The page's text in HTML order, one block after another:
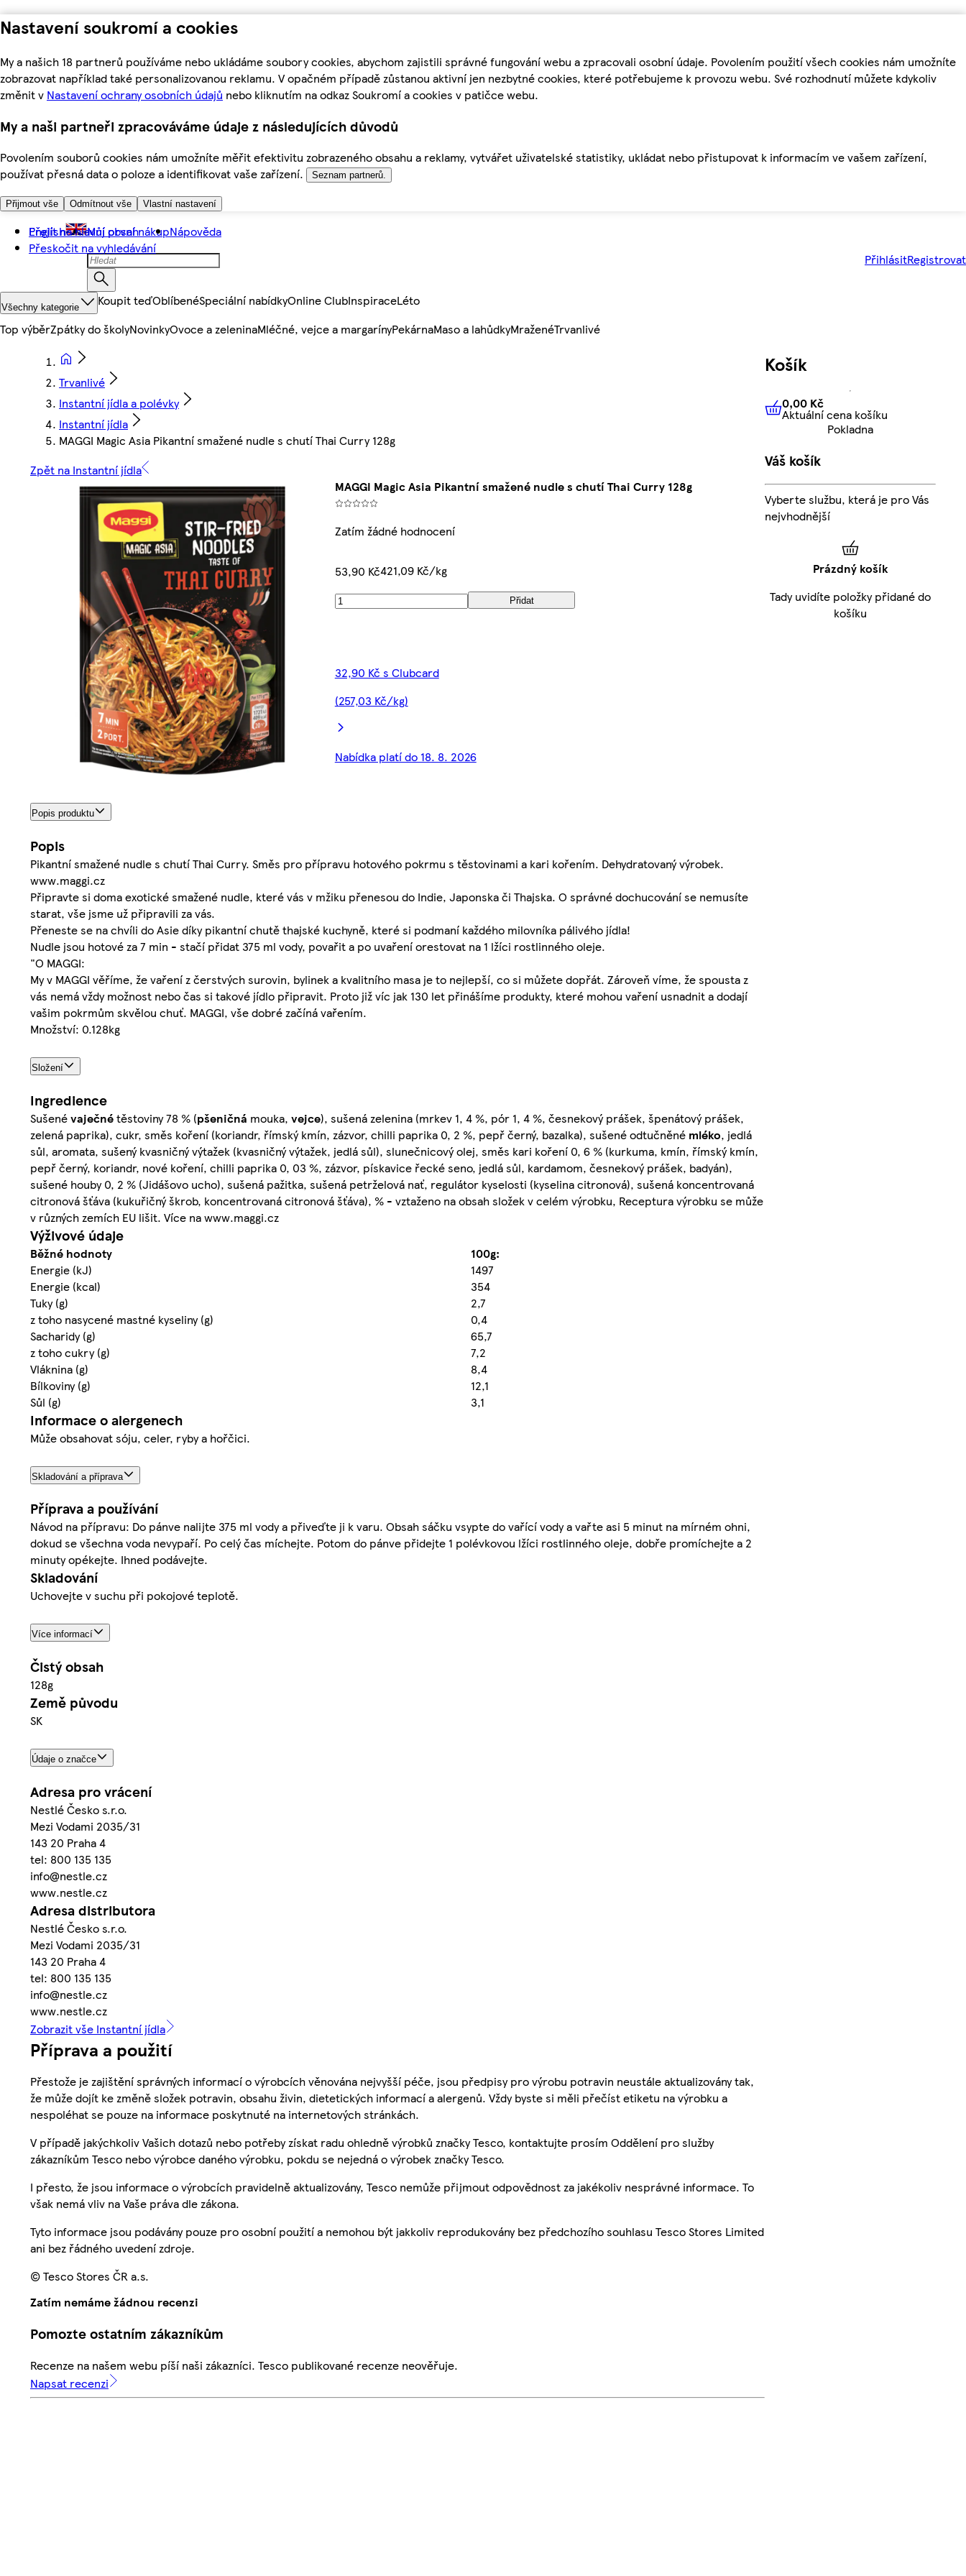
Nastavení soukromí a cookies
My a našich 18 partnerů používáme nebo ukládáme soubory cookies, abychom zajistili správné fungování webu a zpracovali osobní údaje. Povolením použití všech cookies nám umožníte
zobrazovat například také personalizovanou reklamu. V opačném případě zůstanou aktivní jen nezbytné cookies, které potřebujeme k provozu webu. Své rozhodnutí můžete kdykoliv
změnit v Nastavení ochrany osobních údajů nebo kliknutím na odkaz Soukromí a cookies v patičce webu.
My a naši partneři zpracováváme údaje z následujících důvodů
Povolením souborů cookies nám umožníte měřit efektivitu zobrazeného obsahu a reklamy, vytvářet uživatelské statistiky, ukládat nebo přistupovat k informacím ve vašem zařízení,
používat přesná data o poloze a identifikovat vaše zařízení.
Seznam partnerů.
Přijmout vše Odmítnout vše Vlastní nastavení
Přejít na hlavní obsah
Přeskočit na vyhledávání
English Můj první nákupNápověda
PřihlásitRegistrovat
Všechny kategorie Koupit teďOblíbenéSpeciální nabídkyOnline ClubInspiraceLéto
Top výběrZpátky do školyNovinkyOvoce a zeleninaMléčné, vejce a margarínyPekárnaMaso a lahůdkyMraženéTrvanlivé
Trvanlivé
Instantní jídla a polévky
Instantní jídla
MAGGI Magic Asia Pikantní smažené nudle s chutí Thai Curry 128g
Zpět na Instantní jídla
MAGGI Magic Asia Pikantní smažené nudle s chutí Thai Curry 128g
Zatím žádné hodnocení
53,90 Kč421,09 Kč/kg
Přidat
32,90 Kč s Clubcard
(257,03 Kč/kg)
Nabídka platí do 18. 8. 2026
Popis produktu
Popis
Pikantní smažené nudle s chutí Thai Curry. Směs pro přípravu hotového pokrmu s těstovinami a kari kořením. Dehydratovaný výrobek.
www.maggi.cz
Připravte si doma exotické smažené nudle, které vás v mžiku přenesou do Indie, Japonska či Thajska. O správné dochucování se nemusíte
starat, vše jsme už připravili za vás.
Přeneste se na chvíli do Asie díky pikantní chutě thajské kuchyně, které si podmaní každého milovníka pálivého jídla!
Nudle jsou hotové za 7 min - stačí přidat 375 ml vody, povařit a po uvaření orestovat na 1 lžíci rostlinného oleje.
"O MAGGI:
My v MAGGI věříme, že vaření z čerstvých surovin, bylinek a kvalitního masa je to nejlepší, co si můžete dopřát. Zároveň víme, že spousta z
vás nemá vždy možnost nebo čas si takové jídlo připravit. Proto již víc jak 130 let přinášíme produkty, které mohou vaření usnadnit a dodají
vašim pokrmům skvělou chuť. MAGGI, vše dobré začíná vařením.
Množství: 0.128kg
Složení
Ingredience
Sušenévaječnétěstoviny 78 % (pšeničná mouka, vejce), sušená zelenina (mrkev 1, 4 %, pór 1, 4 %, česnekový prášek, špenátový prášek,
zelená paprika), cukr, směs koření (koriandr, římský kmín, zázvor, chilli paprika 0, 2 %, pepř černý, bazalka), sušené odtučněné mléko, jedlá
sůl, aromata, sušený kvasničný výtažek (kvasničný výtažek, jedlá sůl), slunečnicový olej, směs kari koření 0, 6 % (kurkuma, kmín, římský kmín,
pepř černý, koriandr, nové koření, chilli paprika 0, 03 %, zázvor, pískavice řecké seno, jedlá sůl, kardamom, česnekový prášek, badyán),
sušené houby 0, 2 % (Jidášovo ucho), sušená pažitka, sušená petrželová nať, regulátor kyselosti (kyselina citronová), sušená koncentrovaná
citronová šťáva (kukuřičný škrob, koncentrovaná citronová šťáva), % - vztaženo na obsah složek v celém výrobku, Receptura výrobku se může
v různých zemích EU lišit. Více na www.maggi.cz
Výživové údaje
Běžné hodnoty
100g:
Energie (kJ)
1497
Energie (kcal)
354
Tuky (g)
2,7
z toho nasycené mastné kyseliny (g)
0,4
Sacharidy (g)
65,7
z toho cukry (g)
7,2
Vláknina (g)
8,4
Bílkoviny (g)
12,1
Sůl (g)
3,1
Informace o alergenech
Může obsahovat sóju, celer, ryby a hořčici.
Skladování a příprava
Příprava a používání
Návod na přípravu: Do pánve nalijte 375 ml vody a přiveďte ji k varu. Obsah sáčku vsypte do vařící vody a vařte asi 5 minut na mírném ohni,
dokud se všechna voda nevypaří. Po celý čas míchejte. Potom do pánve přidejte 1 polévkovou lžíci rostlinného oleje, dobře promíchejte a 2
minuty opékejte. Ihned podávejte.
Skladování
Uchovejte v suchu při pokojové teplotě.
Více informací
Čistý obsah
128g
Země původu
SK
Údaje o značce
Adresa pro vrácení
Nestlé Česko s.r.o.
Mezi Vodami 2035/31
143 20 Praha 4
tel: 800 135 135
info@nestle.cz
www.nestle.cz
Adresa distributora
Nestlé Česko s.r.o.
Mezi Vodami 2035/31
143 20 Praha 4
tel: 800 135 135
info@nestle.cz
www.nestle.cz
Zobrazit vše Instantní jídla
Příprava a použití
Přestože je zajištění správných informací o výrobcích věnována nejvyšší péče, jsou předpisy pro výrobu potravin neustále aktualizovány tak,
že může dojít ke změně složek potravin, obsahu živin, dietetických informací a alergenů. Vždy byste si měli přečíst etiketu na výrobku a
nespoléhat se pouze na informace poskytnuté na internetových stránkách.
V případě jakýchkoliv Vašich dotazů nebo potřeby získat radu ohledně výrobků značky Tesco, kontaktujte prosím Oddělení pro služby
zákazníkům Tesco nebo výrobce daného výrobku, pokdu se nejedná o výrobek značky Tesco.
I přesto, že jsou informace o výrobcích pravidelně aktualizovány, Tesco nemůže přijmout odpovědnost za jakékoliv nesprávné informace. To
však nemá vliv na Vaše práva dle zákona.
Tyto informace jsou podávány pouze pro osobní použití a nemohou být jakkoliv reprodukovány bez předchozího souhlasu Tesco Stores Limited
ani bez řádného uvedení zdroje.
© Tesco Stores ČR a.s.
Zatím nemáme žádnou recenzi
Pomozte ostatním zákazníkům
Recenze na našem webu píší naši zákazníci. Tesco publikované recenze neověřuje.
Napsat recenzi
Košík
0,00 KčAktuální cena košíku
0,00 Kč
Aktuální cena košíku
Pokladna
Váš košík
Vyberte službu, která je pro Vás
nejvhodnější
Prázdný košík
Tady uvidíte položky přidané do
košíku